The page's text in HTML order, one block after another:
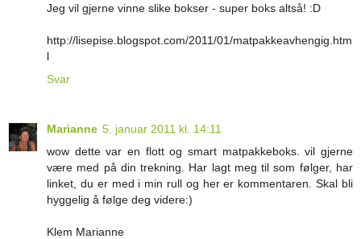
Jeg vil gjerne vinne slike bokser - super boks altså! :D
http://lisepise.blogspot.com/2011/01/matpakkeavhengig.htm
l
Svar
Marianne 5. januar 2011 kl. 14:11
wow dette var en flott og smart matpakkeboks. vil gjerne
være med på din trekning. Har lagt meg til som følger, har
linket, du er med i min rull og her er kommentaren. Skal bli
hyggelig å følge deg videre:)
Klem Marianne